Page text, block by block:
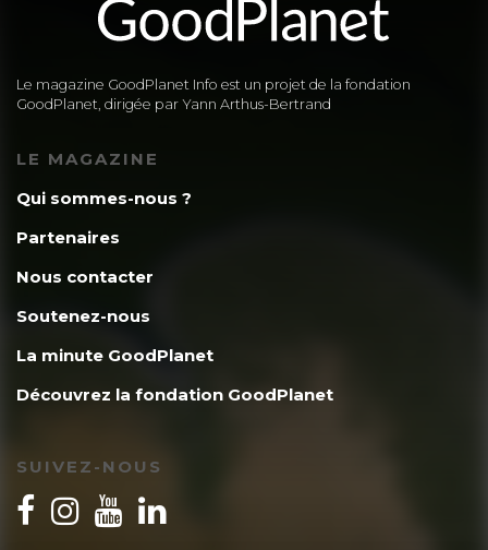
Le magazine GoodPlanet Info est un projet de la fondation
GoodPlanet, dirigée par Yann Arthus-Bertrand
LE MAGAZINE
Qui sommes-nous ?
Partenaires
Nous contacter
Soutenez-nous
La minute GoodPlanet
Découvrez la fondation GoodPlanet
SUIVEZ-NOUS